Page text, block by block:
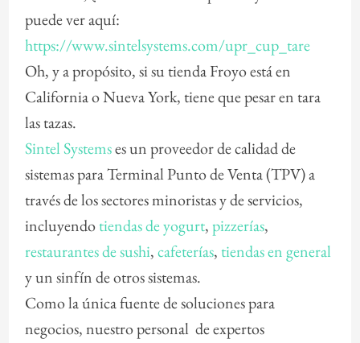
puede ver aquí:
https://www.sintelsystems.com/upr_cup_tare
Oh, y a propósito, si su tienda Froyo está en
California o Nueva York, tiene que pesar en tara
las tazas.
Sintel Systemses un proveedor de calidad de
sistemas para Terminal Punto de Venta (TPV) a
través de los sectores minoristas y de servicios,
incluyendotiendas de yogurt,pizzerías,
restaurantes de sushi,cafeterías,tiendas en general
y un sinfín de otros sistemas.
Como la única fuente de soluciones para
negocios, nuestro personal de expertos